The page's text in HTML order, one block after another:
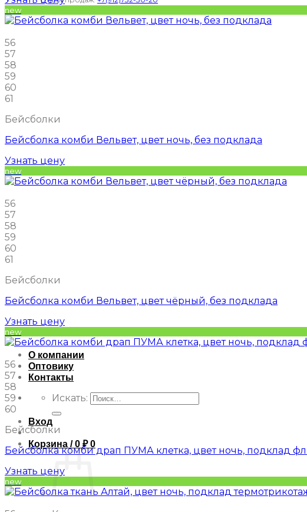
О компании
Оптовику
Контакты
Искать:
Вход
Корзина /0₽ 0
new
56
57
58
59
60
61
Бейсболки
Бейсболка комби Вельвет, цвет ночь, без подклада
Узнать цену
new
56
57
58
59
60
61
Бейсболки
Бейсболка комби Вельвет, цвет чёрный, без подклада
Узнать цену
new
56
57
58
59
60
Бейсболки
Бейсболка комби драп ПУМА клетка, цвет ночь, подклад
Узнать цену
new